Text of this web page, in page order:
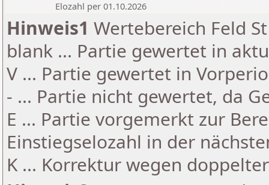
Elozahl per 01.10.2026
Hinweis1 Wertebereich Feld
blank ... Partie gewertet in
V ... Partie gewertet in
- ... Partie nicht gewertet, da
E ... Partie vorgemerkt zur
Einstiegselozahl in der
K ... Korrektur wegen